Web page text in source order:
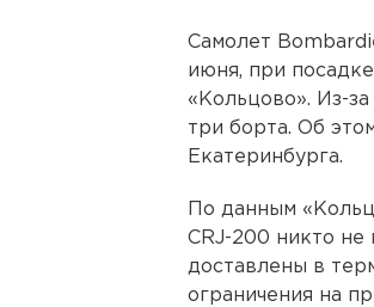
Самолет
июня, при
«Кольцово». Из-
три борта. Об
Екатеринбурга.
По данным
CRJ-200 никто
доставлены в
ограничения на